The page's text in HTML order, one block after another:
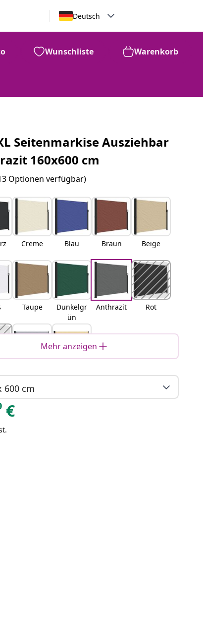
Deutsch
Wunschliste Warenkorb
Seitenmarkise Ausziehbar
160x600 cm
Optionen verfügbar)
Creme Blau Braun Beige
Taupe
Dunkelgr
ün
Anthrazit Rot
Mehr anzeigen
600 cm
€